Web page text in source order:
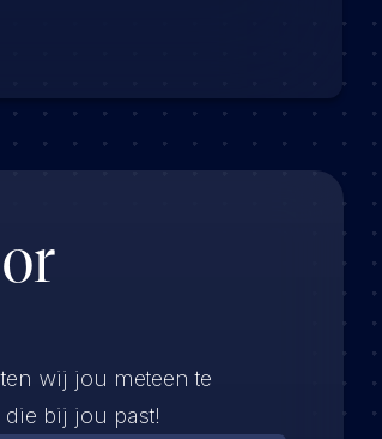
wij jou meteen te
bij jou past!